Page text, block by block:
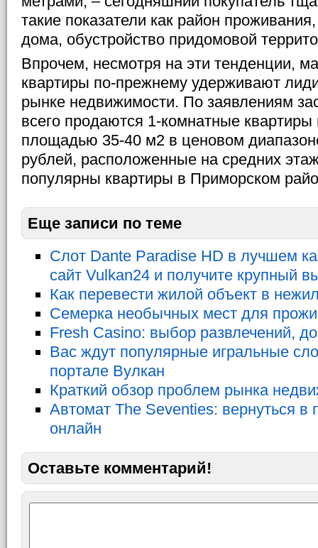
такие показатели как район
дома, обустройство придомовой
Впрочем, несмотря на эти тенденции,
квартиры по-прежнему удерживают
рынке недвижимости. По заявлениям
всего продаются 1-комнатные
площадью 35-40 м2 в ценовом
рублей, расположенные на средних
популярны квартиры в Приморском
Еще записи по теме
Слот Dante Paradise HD в лучшем
сайт Vulkan24 и получите крупный
Как перевести жилой объект в
Семерка необычных мест для
Fresh Casino: выбор развлечений,
Вас ждут популярные игральные
портале Вулкан
Краткий обзор проблем рынка
Автомат The Seventies: вернуться в
онлайн
Оставьте комментарий!